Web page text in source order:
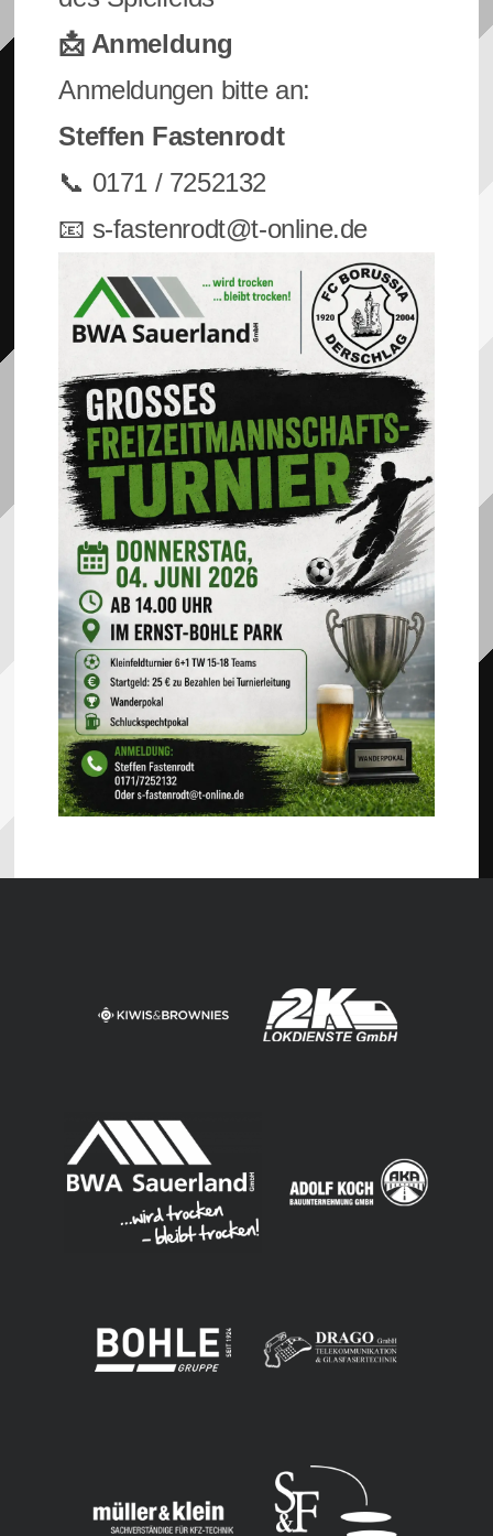
📩 Anmeldung
Anmeldungen bitte an:
Steffen Fastenrodt
📞 0171 / 7252132
📧 s-fastenrodt@t-online.de